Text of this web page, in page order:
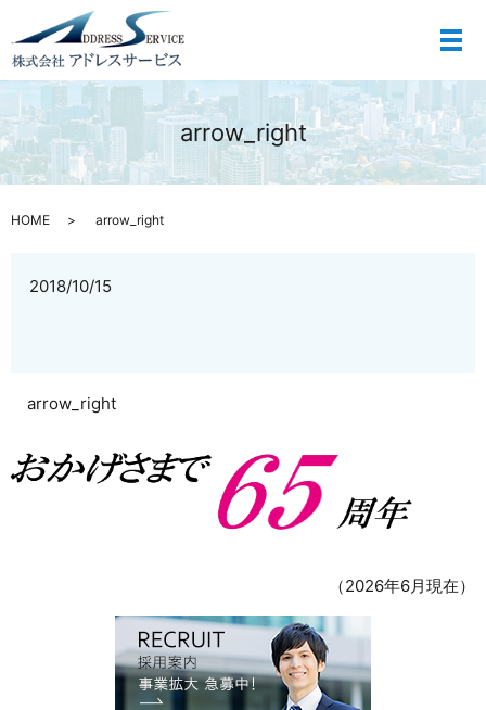
メ
arrow_right
HOME arrow_right
2018/10/15
arrow_right
（2026年6月現在）